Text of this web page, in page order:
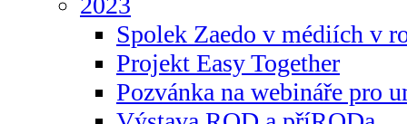
Spolek Zaedo v médiích v
Projekt Easy Together
Pozvánka na webináře pro